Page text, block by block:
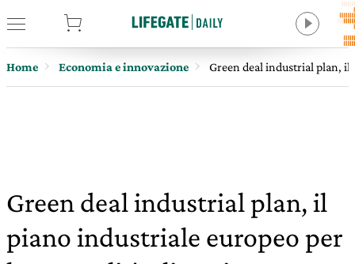
Home Economia e innovazione Green deal industrial plan,
Green deal industrial plan, il
piano industriale europeo per